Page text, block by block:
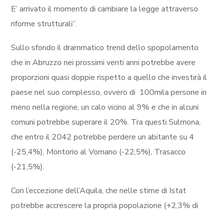
E’ arrivato il momento di cambiare la legge attraverso
riforme strutturali”.
Sullo sfondo il drammatico trend dello spopolamento
che in Abruzzo nei prossimi venti anni potrebbe avere
proporzioni quasi doppie rispetto a quello che investirà il
paese nel suo complesso, ovvero di 100mila persone in
meno nella regione, un calo vicino al 9% e che in alcuni
comuni potrebbe superare il 20%. Tra questi Sulmona,
che entro il 2042 potrebbe perdere un abitante su 4
(-25,4%), Montorio al Vomano (-22,5%), Trasacco
(-21,5%).
Con l’eccezione dell’Aquila, che nelle stime di Istat
potrebbe accrescere la propria popolazione (+2,3% di